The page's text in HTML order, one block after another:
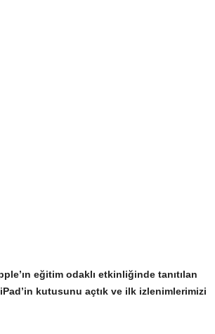
eğitim odaklı etkinliğinde tanıtılan
kutusunu açtık ve ilk izlenimlerimizi